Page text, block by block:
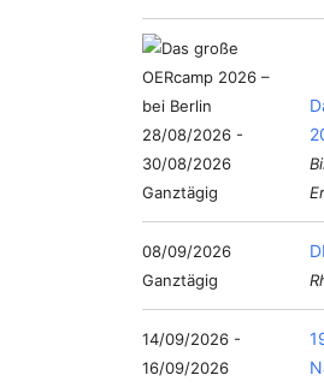
28/08/2026 -
30/08/2026
Ganztägig
08/09/2026
Ganztägig
14/09/2026 -
16/09/2026